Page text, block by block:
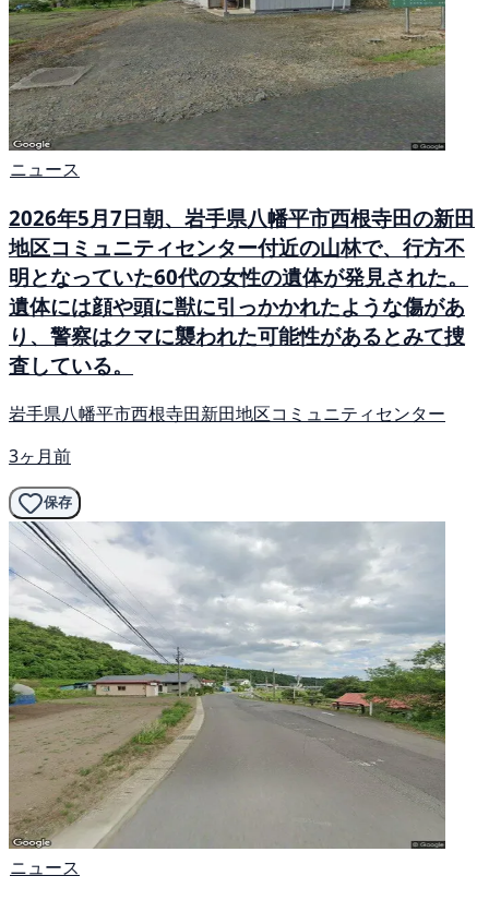
ニュース
2026年5月7日朝、岩手県八幡平市西根寺田の新田
地区コミュニティセンター付近の山林で、行方不
明となっていた60代の女性の遺体が発見された。
遺体には顔や頭に獣に引っかかれたような傷があ
り、警察はクマに襲われた可能性があるとみて捜
査している。
岩手県八幡平市西根寺田新田地区コミュニティセンター
3ヶ月前
保存
ニュース